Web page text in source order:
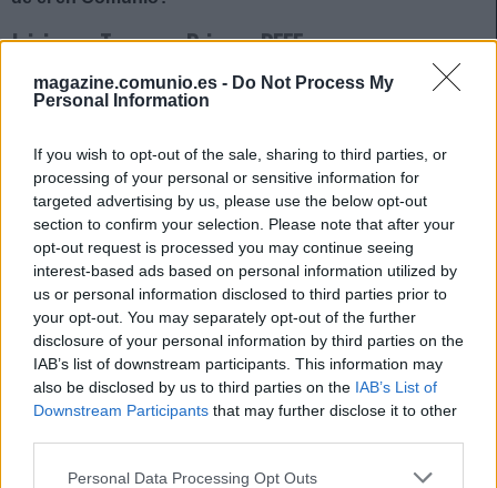
magazine.comunio.es - Do Not Process My
Personal Information
If you wish to opt-out of the sale, sharing to third parties, or
processing of your personal or sensitive information for
targeted advertising by us, please use the below opt-out
section to confirm your selection. Please note that after your
opt-out request is processed you may continue seeing
interest-based ads based on personal information utilized by
us or personal information disclosed to third parties prior to
your opt-out. You may separately opt-out of the further
disclosure of your personal information by third parties on the
IAB’s list of downstream participants. This information may
also be disclosed by us to third parties on the IAB’s List of
Downstream Participants that may further disclose it to other
Please note that this website/app uses one or more Google
Personal Data Processing Opt Outs
Inicios en Tercera y Primera RFEF
El Getafe contará para las próximas tres temporadas con los
años), procedente del Ceuta. El nuevo futbolista azulón ha
sido uno de los más destacados del conjunto ceutí en la
campaña 23/24 de Primera RFEF, en la que lograron
meterse en los playoffs de ascenso a LaLiga
HYPERMOTION.
Uche recaló en el Ceuta el verano pasado, tras dejar el
Moralo, club que le fichó en noviembre de 2022 tras disputar
la Copa África sub-23 con Nigeria. En principio iba a formar
parte del filial, pero sus buenas actuaciones en
pretemporada le hicieron ganarse un puesto en la primera